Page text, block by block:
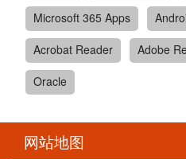
Microsoft 365 Apps
Acrobat Reader
Adobe
Oracle
网站地图